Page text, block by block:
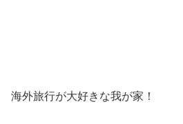
海外旅行が大好きな我が家！